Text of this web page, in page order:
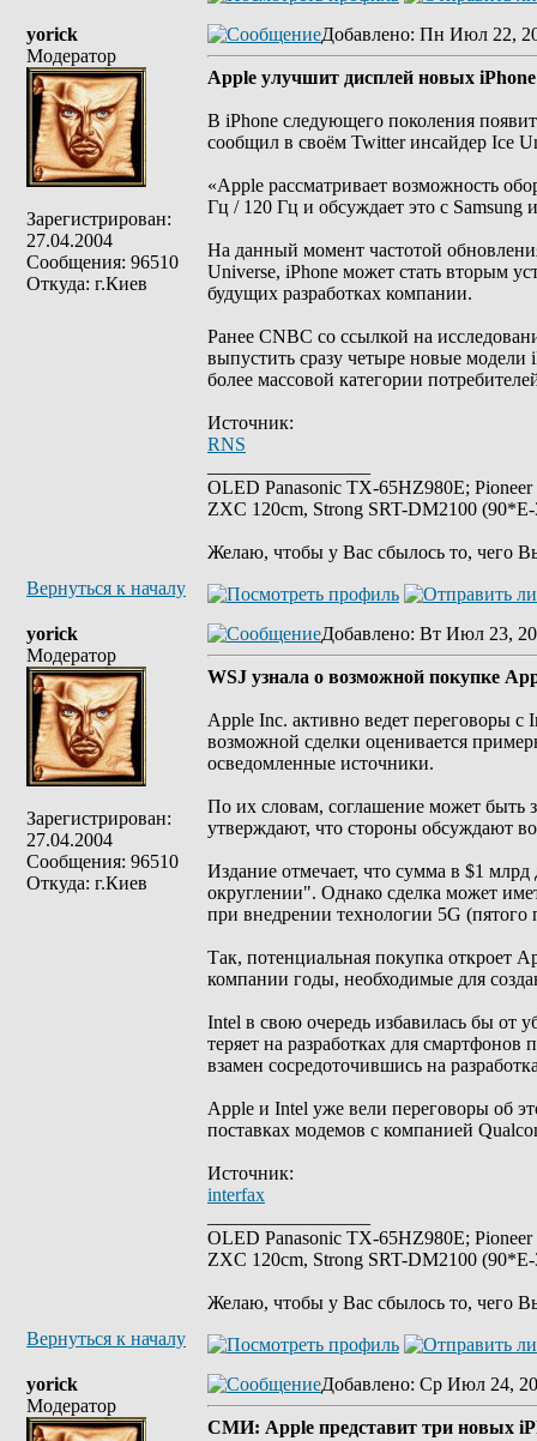
yorick
Модератор
Зарегистрирован:
27.04.2004
Сообщения: 96510
Откуда: г.Киев
Добавлено: Пн Июл 22,
Apple улучшит дисплей новых iPhone
В iPhone следующего поколения
сообщил в своём Twitter инсайдер Ice
«Apple рассматривает возможность
Гц / 120 Гц и обсуждает это с
На данный момент частотой
Universe, iPhone может стать вторым
будущих разработках компании.
Ранее CNBC со ссылкой на
выпустить сразу четыре новые модели
более массовой категории
Источник:
RNS
OLED Panasonic TX-65HZ980E;
ZXC 120cm, Strong SRT-DM2100
Желаю, чтобы у Вас сбылось то, чего
Вернуться к началу
yorick
Модератор
Зарегистрирован:
27.04.2004
Сообщения: 96510
Откуда: г.Киев
Добавлено: Вт Июл 23,
WSJ узнала о возможной покупке
Apple Inc. активно ведет переговоры с
возможной сделки оценивается
осведомленные источники.
По их словам, соглашение может быть
утверждают, что стороны обсуждают
Издание отмечает, что сумма в $1
округлении". Однако сделка может
при внедрении технологии 5G
Так, потенциальная покупка откроет
компании годы, необходимые для
Intel в свою очередь избавилась бы от
теряет на разработках для смартфонов
взамен сосредоточившись на
Apple и Intel уже вели переговоры об
поставках модемов с компанией
Источник:
interfax
OLED Panasonic TX-65HZ980E;
ZXC 120cm, Strong SRT-DM2100
Желаю, чтобы у Вас сбылось то, чего
Вернуться к началу
yorick
Модератор
Добавлено: Ср Июл 24,
СМИ: Apple представит три новых